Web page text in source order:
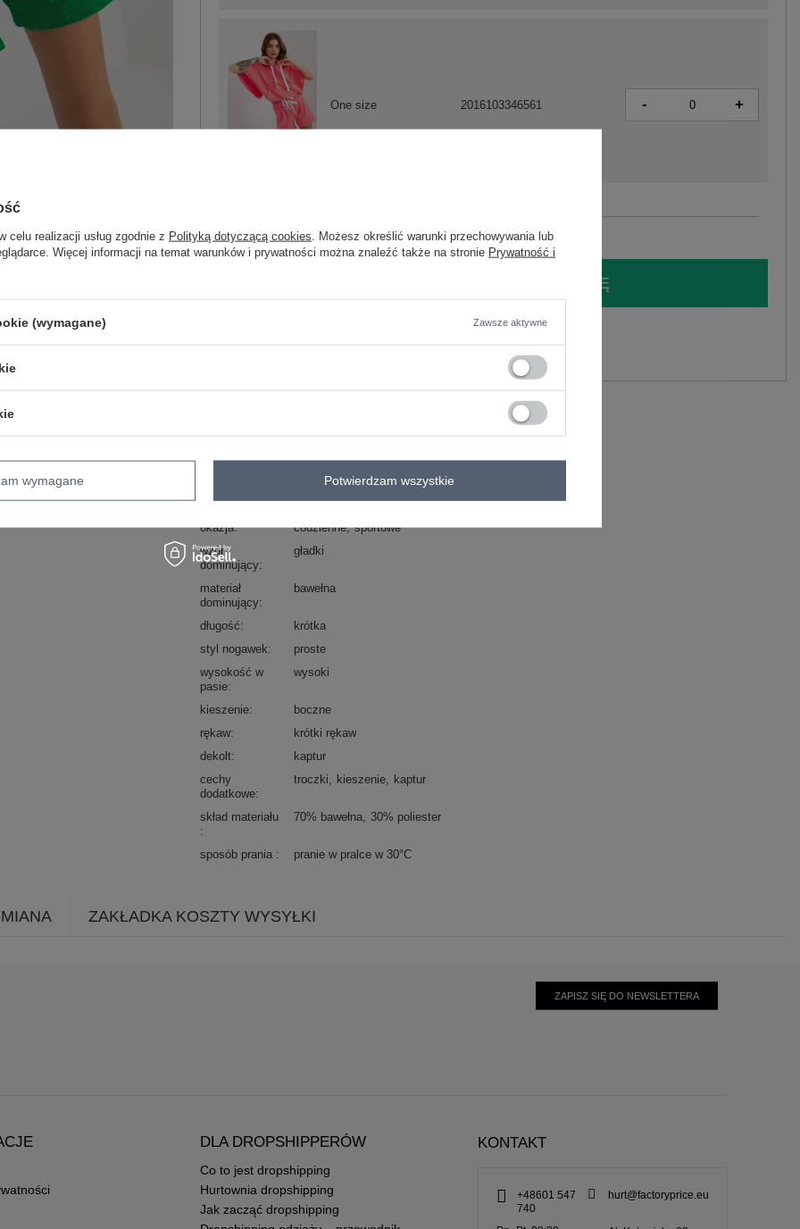
One size 2016103346561 - +
ZALOGUJ SIĘ I ZOBACZ CENĘ
Kod produktu
EM-KMPL-744.88P
bluza+szorty
styl
casual sportowy
okazja
codzienne sportowe
wzór
dominujący
gładki
materiał
dominujący
bawełna
długość
krótka
styl nogawek
proste
wysokość w
pasie
wysoki
kieszenie
boczne
rękaw
krótki rękaw
dekolt
kaptur
cechy
dodatkowe
troczki kieszenie kaptur
skład materiału 70% bawełna 30% poliester
sposób prania pranie w pralce w 30°C
ZAKŁADKA KOSZTY WYSYŁKI
ZAPISZ SIĘ DO NEWSLETTERA
DLA DROPSHIPPERÓW
Co to jest dropshipping
Hurtownia dropshipping
Jak zacząć dropshipping
KONTAKT
+48601 547
740
hurt@factoryprice.eu
celu realizacji usług zgodnie z Polityką dotyczącą cookies . Możesz określić warunki przechowywania lub
Więcej informacji na temat warunków i prywatności można znaleźć także na stronie Prywatność i
(wymagane) Zawsze aktywne
wymagane Potwierdzam wszystkie